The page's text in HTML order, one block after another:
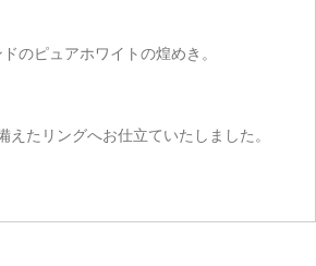
のピュアホワイトの煌めき。
えたリングへお仕立ていたしました。